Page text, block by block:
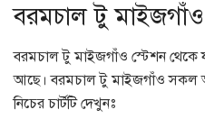
বরমচাল টু মাইজগাঁও
বরমচাল টু মাইজগাঁও স্টেশন থেকে
আছে। বরমচাল টু মাইজগাঁও সকল
নিচের চার্টটি দেখুনঃ